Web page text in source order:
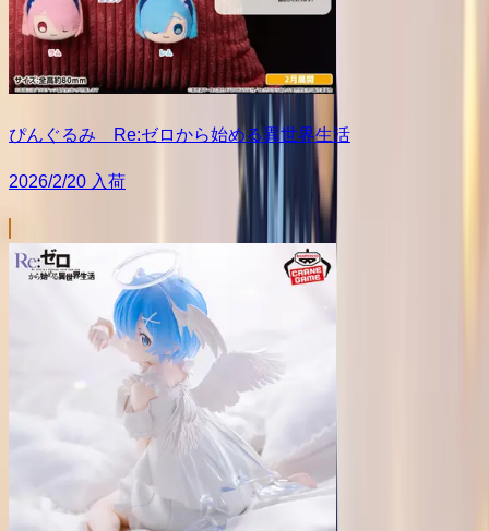
ぴんぐるみ Re:ゼロから始める異世界生活
2026/2/20 入荷